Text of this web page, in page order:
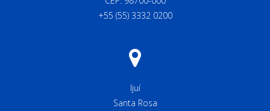
+55 (55) 3332 0200
Ijuí
Santa Rosa